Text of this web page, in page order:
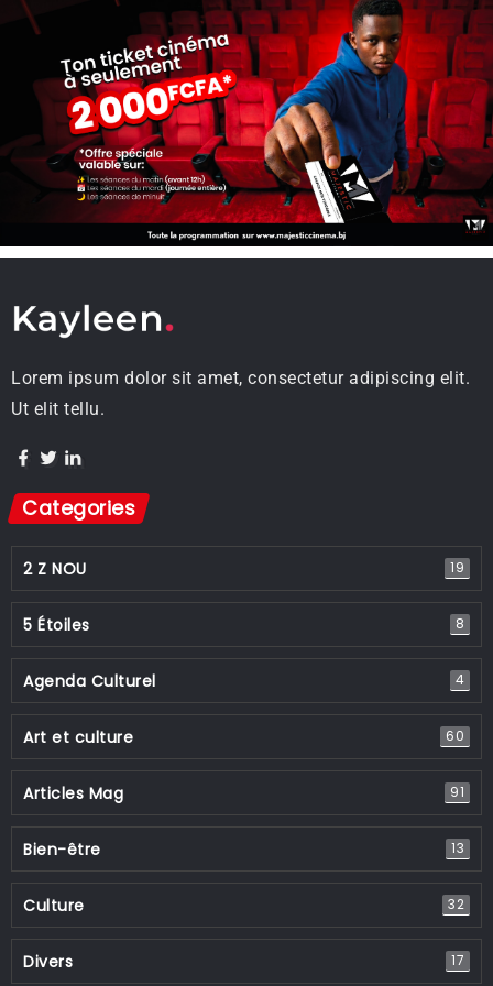
Lorem ipsum dolor sit amet, consectetur adipiscing elit.
Ut elit tellu.
Categories
2 Z NOU 19
5 Étoiles 8
Agenda Culturel 4
Art et culture 60
Articles Mag 91
Bien-être 13
Culture 32
Divers 17